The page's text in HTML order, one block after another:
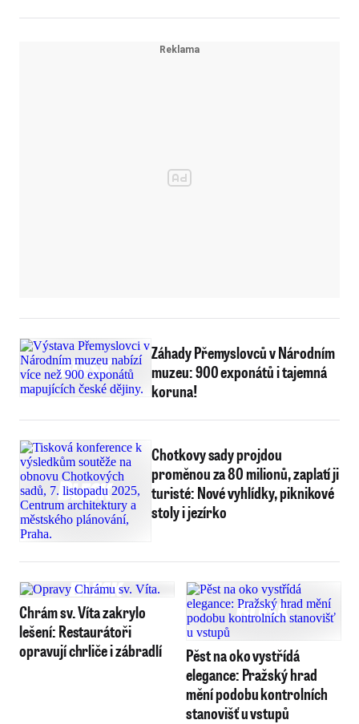
Záhady Přemyslovců v Národním
muzeu: 900 exponátů i tajemná
koruna!
Chotkovy sady projdou
proměnou za 80 milionů, zaplatí ji
turisté: Nové vyhlídky, piknikové
stoly i jezírko
Chrám sv. Víta zakrylo
lešení: Restaurátoři
opravují chrliče i zábradlí
Pěst na oko vystřídá
elegance: Pražský hrad
mění podobu kontrolních
stanovišť u vstupů